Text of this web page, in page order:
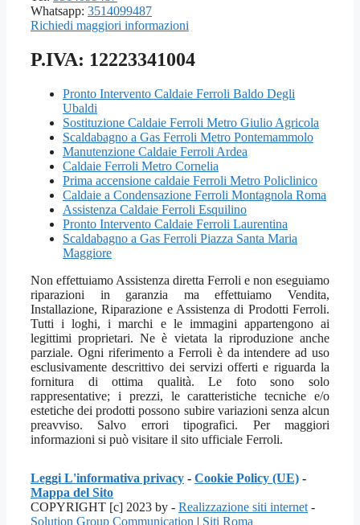
Whatsapp: 3514099487
Richiedi maggiori informazioni
P.IVA: 12223341004
Pronto Intervento Caldaie Ferroli Baldo Degli
Ubaldi
Sostituzione Caldaie Ferroli Metro Giulio Agricola
Scaldabagno a Gas Ferroli Metro Pontemammolo
Manutenzione Caldaie Ferroli Ardea
Caldaie Ferroli Metro Cornelia
Prima accensione caldaie Ferroli Metro Policlinico
Caldaie a Condensazione Ferroli Montagnola Roma
Assistenza Caldaie Ferroli Esquilino
Pronto Intervento Caldaie Ferroli Laurentina
Scaldabagno a Gas Ferroli Piazza Santa Maria
Maggiore
Non effettuiamo Assistenza diretta Ferroli e non eseguiamo
riparazioni in garanzia ma effettuiamo Vendita,
Installazione, Riparazione e Assistenza di Prodotti Ferroli.
Tutti i loghi, i marchi e le immagini appartengono ai
legittimi proprietari. Ne è vietata la riproduzione anche
parziale. Ogni riferimento a Ferroli è da intendere ad uso
esclusivamente descrittivo dei servizi offerti e riguarda la
fornitura di ottima qualità. Le foto sono solo
rappresentative; i prezzi, le caratteristiche tecniche e/o
estetiche dei prodotti possono subire variazioni senza alcun
preavviso. Salvo errori tipografici. Per maggiori
informazioni si può visitare il sito ufficiale Ferroli.
Leggi L'informativa privacy - Cookie Policy (UE) -
Mappa del Sito
COPYRIGHT [c] 2023 by - Realizzazione siti internet -
Solution Group Communication | Siti Roma